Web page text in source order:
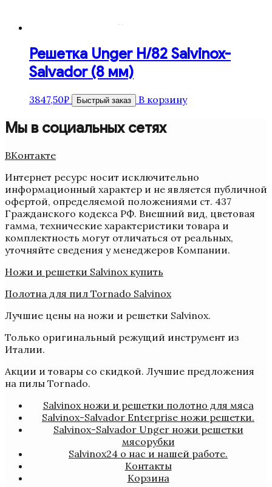
Решетка Unger H/82 Salvinox-
Salvador (8 мм)
3847,50₽ Быстрый заказ В корзину
Мы в социальных сетях
ВКонтакте
Интернет ресурс носит исключительно
информационный характер и не является публичной
офертой, определяемой положениями ст. 437
Гражданского кодекса РФ. Внешний вид, цветовая
гамма, технические характеристики товара и
комплектность могут отличаться от реальных,
уточняйте сведения у менеджеров Компании.
Ножи и решетки Salvinox купить
Полотна для пил Tornado Salvinox
Лучшие цены на ножи и решетки Salvinox.
Только оригинальный режущий инструмент из
Италии.
Акции и товары со скидкой. Лучшие предложения
на пилы Tornado.
Salvinox ножи и решетки полотно для мяса
Salvinox-Salvador Enterprise ножи решетки.
Salvinox-Salvador Unger ножи решетки
мясорубки
Salvinox24 о нас и нашей работе.
Контакты
Корзина